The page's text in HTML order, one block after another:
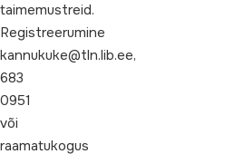
taimemustreid.
Registreerumine
kannukuke@tln.lib.ee,
683
0951
või
raamatukogus